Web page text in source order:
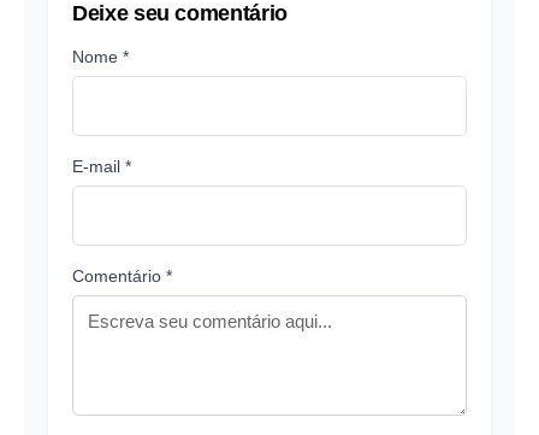
Deixe seu comentário
Nome *
E-mail *
Comentário *